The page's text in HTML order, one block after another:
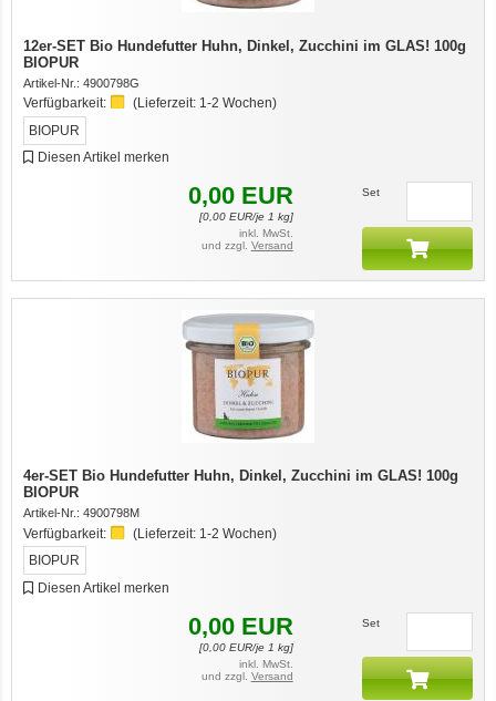
12er-SET Bio Hundefutter Huhn, Dinkel, Zucchini im GLAS! 100g
BIOPUR
Artikel-Nr.: 4900798G
Verfügbarkeit: (Lieferzeit: 1-2 Wochen)
BIOPUR
Diesen Artikel merken
0,00 EUR
[0,00EUR/je 1 kg]
inkl. MwSt.
und zzgl. Versand
Set
4er-SET Bio Hundefutter Huhn, Dinkel, Zucchini im GLAS! 100g
BIOPUR
Artikel-Nr.: 4900798M
Verfügbarkeit: (Lieferzeit: 1-2 Wochen)
BIOPUR
Diesen Artikel merken
0,00 EUR
[0,00EUR/je 1 kg]
inkl. MwSt.
und zzgl. Versand
Set